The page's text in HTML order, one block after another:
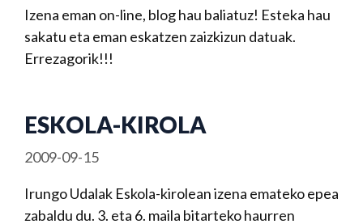
Izena eman on-line, blog hau baliatuz! Esteka hau
sakatu eta eman eskatzen zaizkizun datuak.
Errezagorik!!!
ESKOLA-KIROLA
2009-09-15
Irungo Udalak Eskola-kirolean izena emateko epea
zabaldu du. 3. eta 6. maila bitarteko haurren